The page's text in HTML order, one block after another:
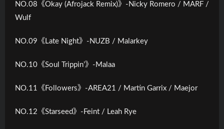
NO.08《Okay (Afrojack Remix)》-Nicky Romero / MARF /
Wulf
NO.09《Late Night》-NUZB / Malarkey
NO.10《Soul Trippin’》-Malaa
NO.11《Followers》-AREA21 / Martin Garrix / Maejor
NO.12《Starseed》-Feint / Leah Rye